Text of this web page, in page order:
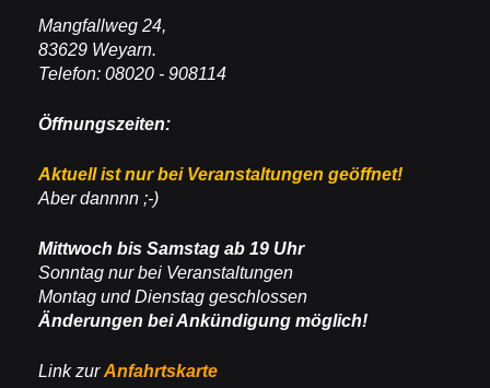
Mangfallweg 24,
83629 Weyarn.
Telefon: 08020 - 908114
Öffnungszeiten:
Aktuell ist nur bei Veranstaltungen geöffnet!
Aber dannnn ;-)
Mittwoch bis Samstag ab 19 Uhr
Sonntag nur bei Veranstaltungen
Montag und Dienstag geschlossen
Änderungen bei Ankündigung möglich!
Link zurAnfahrtskarte